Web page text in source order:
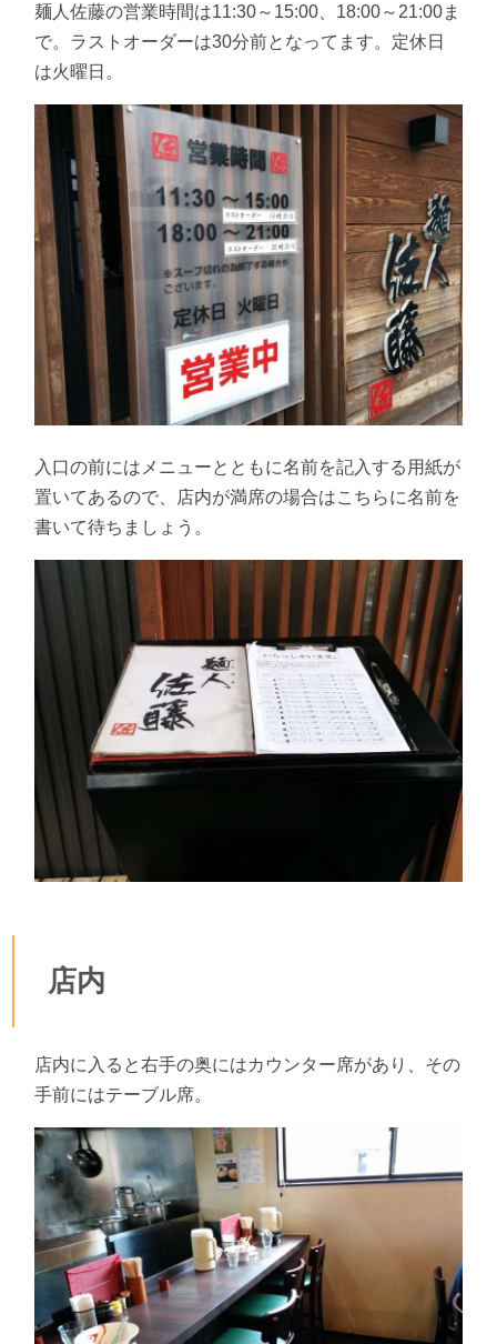
麺人佐藤の営業時間は11:30～15:00、18:00～21:00ま
で。ラストオーダーは30分前となってます。定休日
は火曜日。
入口の前にはメニューとともに名前を記入する用紙が
置いてあるので、店内が満席の場合はこちらに名前を
書いて待ちましょう。
店内
店内に入ると右手の奥にはカウンター席があり、その
手前にはテーブル席。